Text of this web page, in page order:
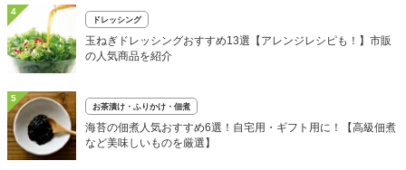
4
ドレッシング
玉ねぎドレッシングおすすめ13選【アレンジレシピも！】市販
の人気商品を紹介
5
お茶漬け・ふりかけ・佃煮
海苔の佃煮人気おすすめ6選！自宅用・ギフト用に！【高級佃煮
など美味しいものを厳選】